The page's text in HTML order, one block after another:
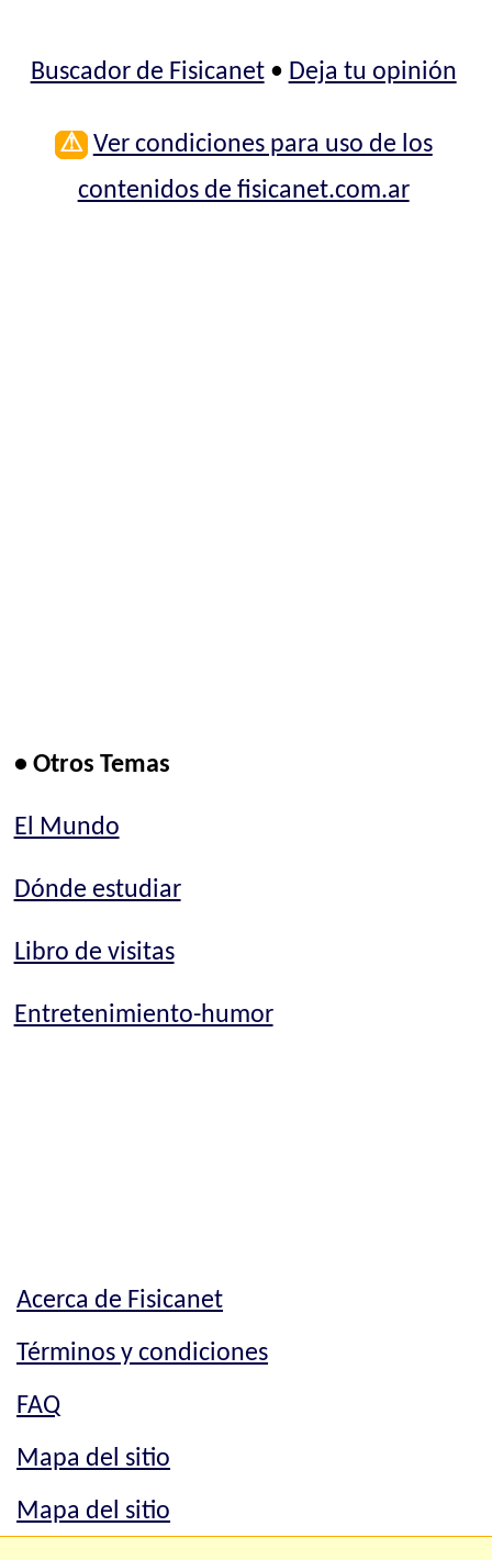
Buscador de Fisicanet• Deja tu opinión
⚠ Ver condiciones para uso de los
contenidos de fisicanet.com.ar
• Otros Temas
El Mundo
Dónde estudiar
Libro de visitas
Entretenimiento-humor
Acerca de Fisicanet
Términos y condiciones
FAQ
Mapa del sitio
Mapa del sitio